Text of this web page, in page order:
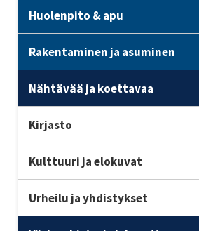
Huolenpito & apu
Rakentaminen ja asuminen
Nähtävää ja koettavaa
Kirjasto
Kulttuuri ja elokuvat
Urheilu ja yhdistykset